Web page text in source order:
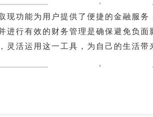
现功能为用户提供了便捷的金融服
进行有效的财务管理是确保避免负面
灵活运用这一工具，为自己的生活带